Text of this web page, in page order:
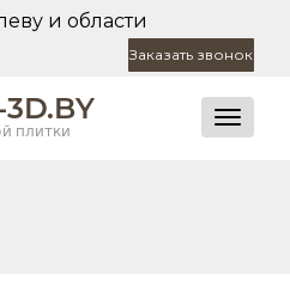
и области
Заказать звонок